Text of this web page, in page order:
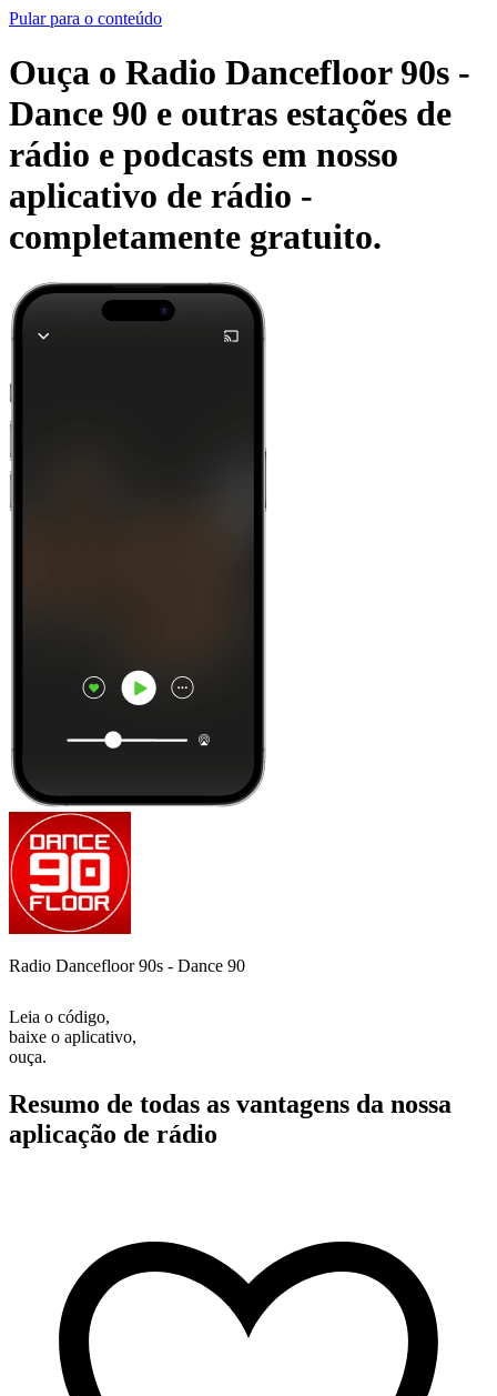
Pular para o conteúdo
Ouça o Radio Dancefloor 90s -
Dance 90 e outras estações de
rádio e podcasts em nosso
aplicativo de rádio -
completamente gratuito.
Radio Dancefloor 90s - Dance 90
Leia o código,
baixe o aplicativo,
ouça.
Resumo de todas as vantagens da nossa
aplicação de rádio